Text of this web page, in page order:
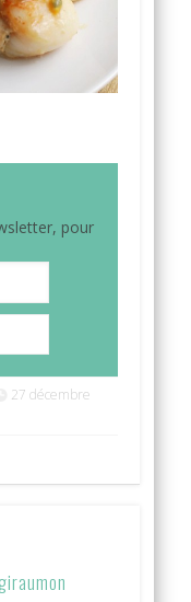
pour
27 décembre